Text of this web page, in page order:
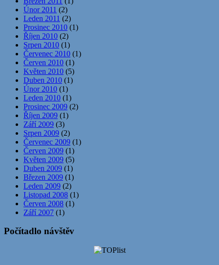
Únor 2011 (2)
Leden 2011 (2)
Prosinec 2010 (1)
Říjen 2010 (2)
Srpen 2010 (1)
Červenec 2010 (1)
Červen 2010 (1)
Květen 2010 (5)
Duben 2010 (1)
Únor 2010 (1)
Leden 2010 (1)
Prosinec 2009 (2)
Říjen 2009 (1)
Září 2009 (3)
Srpen 2009 (2)
Červenec 2009 (1)
Červen 2009 (1)
Květen 2009 (5)
Duben 2009 (1)
Březen 2009 (1)
Leden 2009 (2)
Listopad 2008 (1)
Červen 2008 (1)
Září 2007 (1)
Počítadlo návštěv